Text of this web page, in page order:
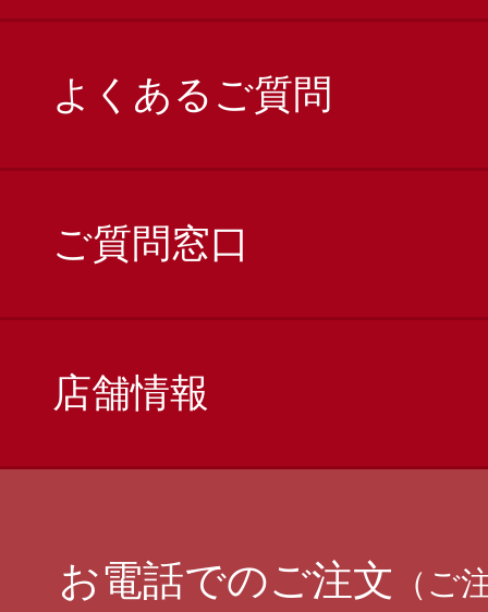
よくあるご質問
ご質問窓口
店舗情報
お電話でのご注文 （ご